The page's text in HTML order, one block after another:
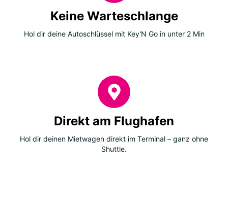
Keine Warteschlange
Hol dir deine Autoschlüssel mit Key'N Go in unter 2 Min
Direkt am Flughafen
Hol dir deinen Mietwagen direkt im Terminal – ganz ohne
Shuttle.